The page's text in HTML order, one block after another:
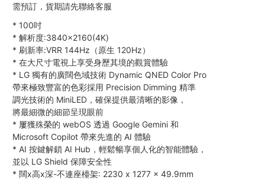
需預訂，貨期請先聯絡客服
* 100吋
* 解析度:3840×2160(4K)
* 刷新率:VRR 144Hz（原生 120Hz）
* 在大尺寸電視上享受身歷其境的觀賞體驗
* LG 獨有的廣闊色域技術 Dynamic QNED Color Pro
帶來極致豐富的色彩採用 Precision Dimming 精準
調光技術的 MiniLED，確保提供最清晰的影像，
將最細微的細節呈現眼前
* 屢獲殊榮的 webOS 透過 Google Gemini 和
Microsoft Copilot 帶來先進的 AI 體驗
* AI 按鍵解鎖 AI Hub，輕鬆暢享個人化的智能體驗，
並以 LG Shield 保障安全性
* 闊x高x深-不連座檯架: 2230 x 1277 x 49.9mm